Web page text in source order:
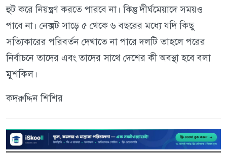
হুট করে নিয়ন্ত্রণ করতে পারবে না। কিন্তু দীর্ঘমেয়াদে সময়ও
পাবে না। নেক্সট সাড়ে ৫ থেকে ৬ বছরের মধ্যে যদি কিছু
সত্যিকারের পরিবর্তন দেখাতে না পারে দলটি তাহলে পরের
নির্বাচনে তাদের এবং তাদের সাথে দেশের কী অবস্থা হবে বলা
মুশকিল।
কদরুদ্দিন শিশির